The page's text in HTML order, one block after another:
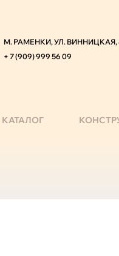
М. РАМЕНКИ, УЛ. ВИННИЦКАЯ,
+ 7 (909) 999 56 09
КАТАЛОГ